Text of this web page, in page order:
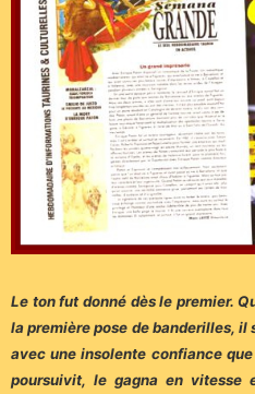
Le ton fut donné dès le premier.
la première pose de banderilles,
avec une insolente confiance
poursuivit, le gagna en vitesse